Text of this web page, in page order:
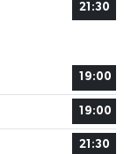
21:30
19:00
19:00
21:30